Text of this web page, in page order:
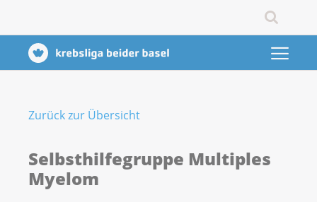
Zurück zur Übersicht
Selbsthilfegruppe Multiples
Myelom